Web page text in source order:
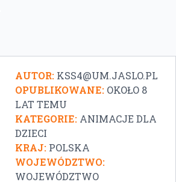
AUTOR: KSS4@UM.JASLO.PL
OPUBLIKOWANE: OKOŁO 8
LAT TEMU
KATEGORIE: ANIMACJE DLA
DZIECI
KRAJ: POLSKA
WOJEWÓDZTWO:
WOJEWÓDZTWO